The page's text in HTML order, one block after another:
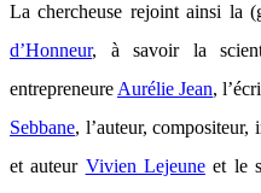
La chercheuse rejoint ainsi la
d’Honneur, à savoir la
entrepreneure Aurélie Jean,
Sebbane, l’auteur, compositeur,
et auteur Vivien Lejeuneet le